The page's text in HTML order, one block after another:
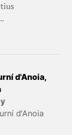
d'Anoia,
d'Anoia